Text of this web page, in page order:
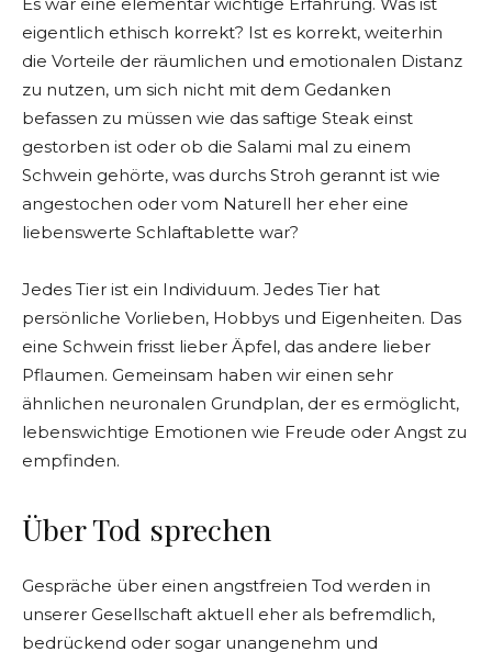
eigentlich ethisch korrekt? Ist es korrekt, weiterhin
die Vorteile der räumlichen und emotionalen Distanz
zu nutzen, um sich nicht mit dem Gedanken
befassen zu müssen wie das saftige Steak einst
gestorben ist oder ob die Salami mal zu einem
Schwein gehörte, was durchs Stroh gerannt ist wie
angestochen oder vom Naturell her eher eine
liebenswerte Schlaftablette war?
Jedes Tier ist ein Individuum. Jedes Tier hat
persönliche Vorlieben, Hobbys und Eigenheiten. Das
eine Schwein frisst lieber Äpfel, das andere lieber
Pflaumen. Gemeinsam haben wir einen sehr
ähnlichen neuronalen Grundplan, der es ermöglicht,
lebenswichtige Emotionen wie Freude oder Angst zu
empfinden.
Über Tod sprechen
Gespräche über einen angstfreien Tod werden in
unserer Gesellschaft aktuell eher als befremdlich,
bedrückend oder sogar unangenehm und